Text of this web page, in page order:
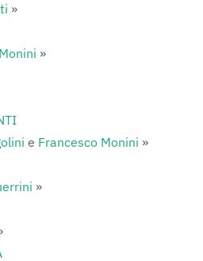
»
»
e Francesco Monini »
»